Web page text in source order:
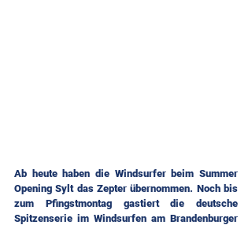
Ab heute haben die Windsurfer beim Summer
Opening Sylt das Zepter übernommen. Noch bis
zum Pfingstmontag gastiert die deutsche
Spitzenserie im Windsurfen am Brandenburger